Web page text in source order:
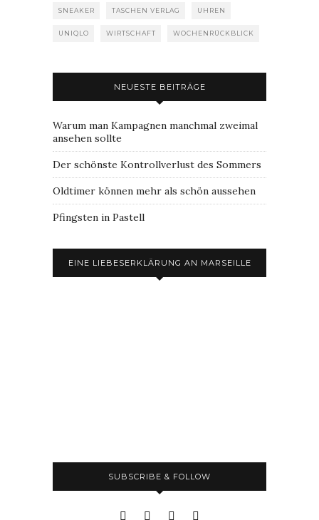
SNEAKER TASCHEN VERLAG UHREN
UNIQLO WIRTSCHAFT WOCHENRÜCKBLICK
NEUESTE BEITRÄGE
Warum man Kampagnen manchmal zweimal
ansehen sollte
Der schönste Kontrollverlust des Sommers
Oldtimer können mehr als schön aussehen
Pfingsten in Pastell
EINE LIEBESERKLÄRUNG AN MARSEILLE
SUBSCRIBE & FOLLOW